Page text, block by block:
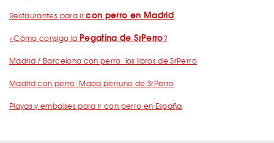
Restaurantes para ircon perro en Madrid
¿Cómo consigo la Pegatina de SrPerro?
Madrid / Barcelona con perro: los libros de SrPerro
Madrid con perro: Mapa perruno de SrPerro
Playas y embalses para ir con perro en España